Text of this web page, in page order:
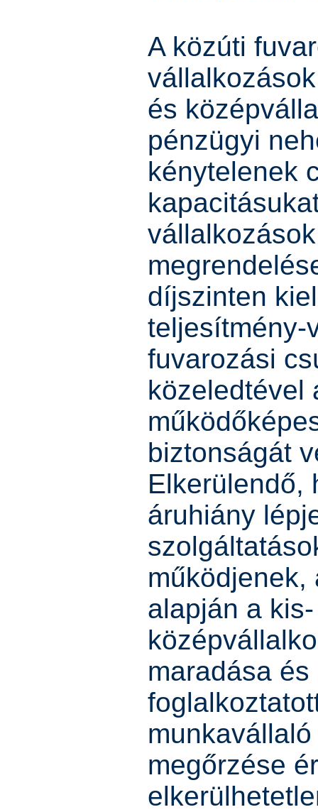
A közúti
és
pénzügyi
kénytelenek
díjszinten
teljesítmény-
fuvarozási
közeledtével
biztonságát
Elkerülendő,
áruhiány
működjenek,
alapján a
maradása
megőrzése